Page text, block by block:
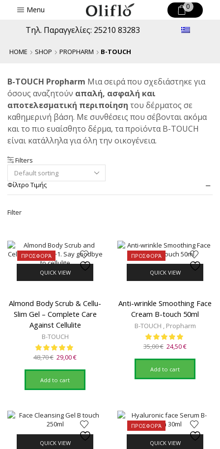
Menu 0
Τηλ. Παραγγελίες: 25210 83283
HOME SHOP PROPHARM B-TOUCH
B-TOUCH Propharm Μια σειρά που σχεδιάστηκε για
όσους αναζητούν απαλή, ασφαλή και
αποτελεσματική περιποίηση του δέρματος σε
καθημερινή βάση. Με συνθέσεις που σέβονται ακόμα
και το πιο ευαίσθητο δέρμα, τα προϊόντα B-TOUCH
είναι κατάλληλα για όλη την οικογένεια.
Filters
Φίλτρο Τιμής
Filter
ΠΡΟΣΦΟΡΆ
QUICK VIEW
Almond Body Scrub & Cellu-
Slim Gel – Complete Care
Against Cellulite
B-TOUCH
48,70€ Original
48,70 €.
29,00€Current
Add to cart
ΠΡΟΣΦΟΡΆ
QUICK VIEW
Anti-wrinkle Smoothing Face
Cream B-touch 50ml
B-TOUCH , Propharm
35,00€ Original
35,00 €.
24,50€Current
Add to cart
QUICK VIEW
ΠΡΟΣΦΟΡΆ
QUICK VIEW